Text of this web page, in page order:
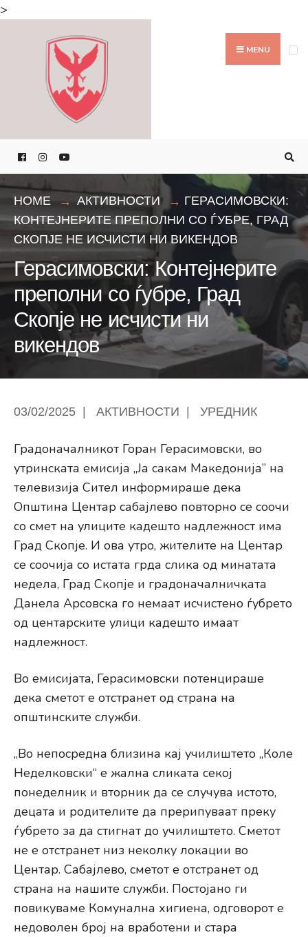
>
MENU
HOME АКТИВНОСТИ
ГЕРАСИМОВСКИ:
КОНТЕЈНЕРИТЕ ПРЕПОЛНИ СО ЃУБРЕ, ГРАД
СКОПЈЕ НЕ ИСЧИСТИ НИ ВИКЕНДОВ
Герасимовски: Контејнерите
преполни со ѓубре, Град
Скопје не исчисти ни
викендов
03/02/2025 АКТИВНОСТИ УРЕДНИК
Градоначалникот Горан Герасимовски, во
утринската емисија „Ја сакам Македонија” на
телевизија Сител информираше дека
Општина Центар сабајлево повторно се соочи
со смет на улиците кадешто надлежност има
Град Скопје. И ова утро, жителите на Центар
се соочија со истата грда слика од минатата
недела, Град Скопје и градоначалничката
Данела Арсовска го немаат исчистено ѓубрето
од центарските улици кадешто имаат
надлежност.
Во емисијата, Герасимовски потенцираше
дека сметот е отстранет од страна на
општинските служби.
„Во непосредна близина кај училиштето „Коле
Неделковски“ е жална сликата секој
понеделник и вторник да се случува истото,
децата и родителите да прерипуваат преку
ѓубрето за да стигнат до училиштето. Сметот
не е отстранет низ неколку локации во
Центар. Сабајлево, сметот е отстранет од
страна на нашите служби. Постојано ги
повикуваме Комунална хигиена, одговорот е
недоволен број на вработени и стара